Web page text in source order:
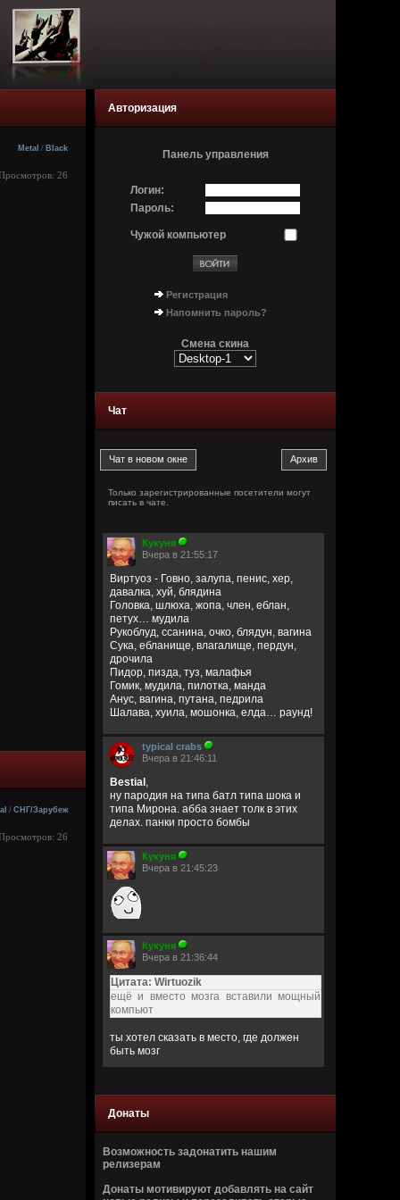
Metal / Black
26
/ СНГ/Зарубеж
26
Авторизация
Панель управления
Логин:
Пароль:
Чужой компьютер
Регистрация
Напомнить пароль?
Смена скина
Чат
Только зарегистрированные посетители могут
писать в чате.
Кукуня
Вчера в 21:55:17
Виртуоз - Говно, залупа, пенис, хер,
давалка, хуй, блядина
Головка, шлюха, жопа, член, еблан,
петух… мудила
Рукоблуд, ссанина, очко, блядун, вагина
Сука, ебланище, влагалище, пердун,
дрочила
Пидор, пизда, туз, малафья
Гомик, мудила, пилотка, манда
Анус, вагина, путана, педрила
Шалава, хуила, мошонка, елда… раунд!
typical crabs
Вчера в 21:46:11
Bestial ,
ну пародия на типа батл типа шока и
типа Мирона. абба знает толк в этих
делах. панки просто бомбы
Кукуня
Вчера в 21:45:23
Кукуня
Вчера в 21:36:44
Цитата: Wirtuozik
ещё и вместо мозга вставили мощный
компьют
ты хотел сказать в место, где должен
быть мозг
Вчера в 20:41:56
Я - робот
Wirtuozik
Вчера в 20:40:37
А если бы мне ещё и вместо мозга
Донаты
Возможность задонатить нашим
релизерам
Донаты мотивируют добавлять на сайт